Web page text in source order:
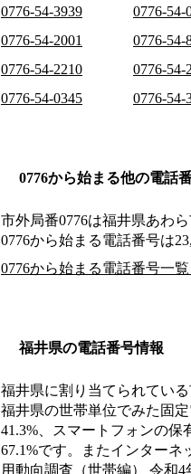
0776-54-3939
0776-54-
0776-54-2001
0776-54-
0776-54-2210
0776-54-
0776-54-0345
0776-54-
0776から始まる他の電話
市外局番0776は福井県あわ
0776から始まる電話番号は
0776から始まる電話番号一
福井県の電話番号情報
福井県に割り当てられている
福井県の世帯単位でみた固
41.3%、スマートフォンの保
67.1%です。またインターネ
用動向調査（世帯編） 令和4